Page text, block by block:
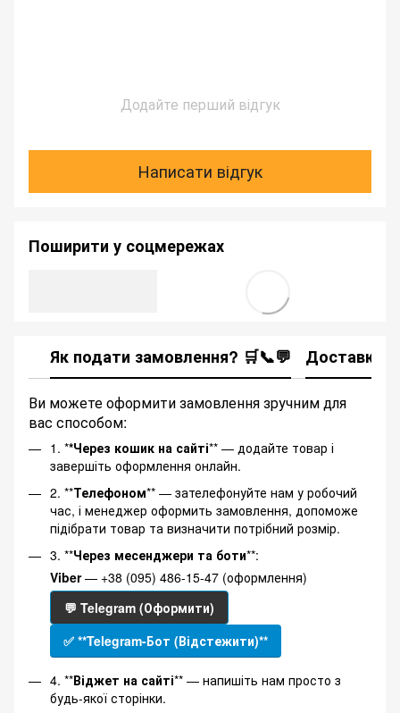
Додайте перший відгук
Написати відгук
Поширити у соцмережах
Як подати замовлення? 🛒📞💬 Доставка
Ви можете оформити замовлення зручним для
вас способом:
1. **Через кошик на сайті** — додайте товар і
завершіть оформлення онлайн.
2. **Телефоном** — зателефонуйте нам у робочий
час, і менеджер оформить замовлення, допоможе
підібрати товар та визначити потрібний розмір.
3. **Через месенджери та боти**:
Viber— +38 (095) 486-15-47 (оформлення)
💬 Telegram (Оформити)
✅ **Telegram-Бот (Відстежити)**
4. **Віджет на сайті** — напишіть нам просто з
будь-якої сторінки.